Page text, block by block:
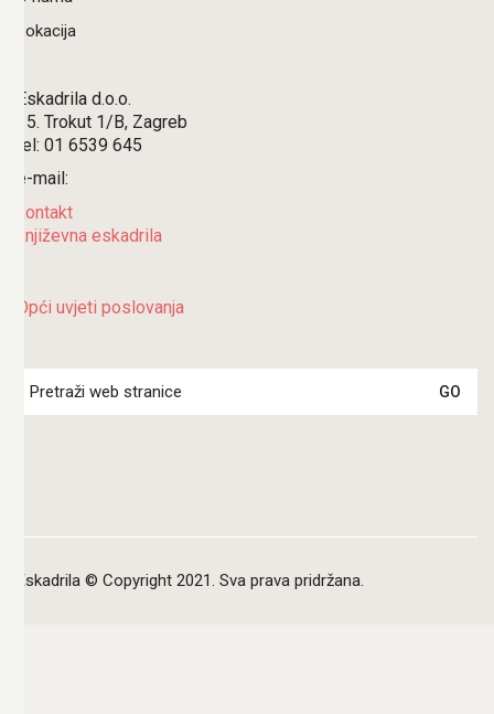
Lokacija
Eskadrila d.o.o.
15. Trokut 1/B, Zagreb
tel: 01 6539 645
e-mail:
kontakt
književna eskadrila
Opći uvjeti poslovanja
for:
Eskadrila © Copyright 2021. Sva prava pridržana.